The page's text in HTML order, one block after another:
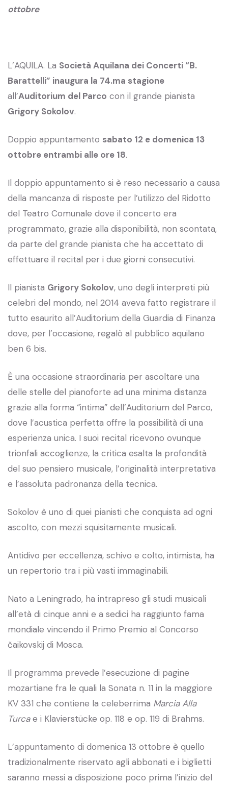
ottobre
L’AQUILA. La Società Aquilana dei Concerti “B.
Barattelli” inaugura la 74.ma stagione
all’Auditorium del Parco con il grande pianista
Grigory Sokolov.
Doppio appuntamento sabato 12 e domenica 13
ottobre entrambi alle ore 18.
Il doppio appuntamento si è reso necessario a causa
della mancanza di risposte per l’utilizzo del Ridotto
del Teatro Comunale dove il concerto era
programmato, grazie alla disponibilità, non scontata,
da parte del grande pianista che ha accettato di
effettuare il recital per i due giorni consecutivi.
Il pianista Grigory Sokolov, uno degli interpreti più
celebri del mondo, nel 2014 aveva fatto registrare il
tutto esaurito all’Auditorium della Guardia di Finanza
dove, per l’occasione, regalò al pubblico aquilano
ben 6 bis.
È una occasione straordinaria per ascoltare una
delle stelle del pianoforte ad una minima distanza
grazie alla forma “intima” dell’Auditorium del Parco,
dove l’acustica perfetta offre la possibilità di una
esperienza unica. I suoi recital ricevono ovunque
trionfali accoglienze, la critica esalta la profondità
del suo pensiero musicale, l’originalità interpretativa
e l’assoluta padronanza della tecnica.
Sokolov è uno di quei pianisti che conquista ad ogni
ascolto, con mezzi squisitamente musicali.
Antidivo per eccellenza, schivo e colto, intimista, ha
un repertorio tra i più vasti immaginabili.
Nato a Leningrado, ha intrapreso gli studi musicali
all’età di cinque anni e a sedici ha raggiunto fama
mondiale vincendo il Primo Premio al Concorso
čaikovskij di Mosca.
Il programma prevede l’esecuzione di pagine
mozartiane fra le quali la Sonata n. 11 in la maggiore
KV 331 che contiene la celeberrima Marcia Alla
Turcae i Klavierstücke op. 118 e op. 119 di Brahms.
L’appuntamento di domenica 13 ottobre è quello
tradizionalmente riservato agli abbonati e i biglietti
saranno messi a disposizione poco prima l’inizio del